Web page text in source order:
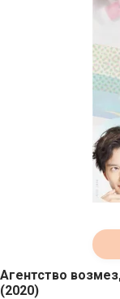
Агентство
(2020)